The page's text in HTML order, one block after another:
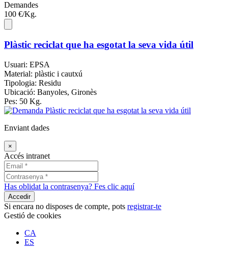
Demandes
100 €/Kg.
Plàstic reciclat que ha esgotat la seva vida útil
Usuari: EPSA
Material: plàstic i cautxú
Tipologia: Residu
Ubicació: Banyoles, Gironès
Pes: 50 Kg.
Enviant dades
×
Accés intranet
Has oblidat la contrasenya? Fes clic aquí
Accedir
Si encara no disposes de compte, pots registrar-te
Gestió de cookies
CA
ES